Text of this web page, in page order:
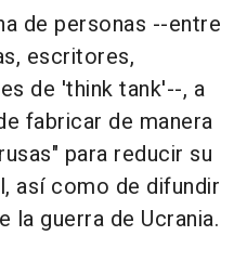
de personas --entre
escritores,
de 'think tank'--, a
fabricar de manera
para reducir su
así como de difundir
la guerra de Ucrania.